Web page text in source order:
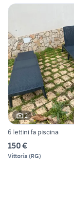
2
6 lettini fa piscina
150 €
Vittoria (RG)